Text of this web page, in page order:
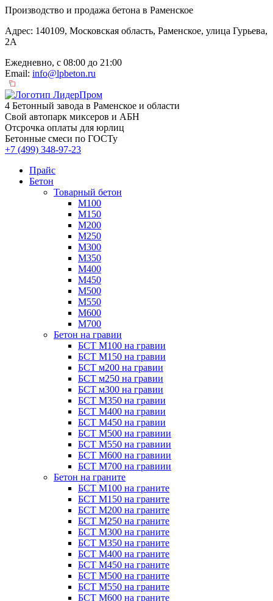
Производство и продажа бетона в Раменское
Адрес: 140109, Московская область, Раменское, улица Гурьева,
2А
Ежедневно, с 08:00 до 21:00
Email: info@lpbeton.ru
4 Бетонный завода в Раменское и области
Свой автопарк миксеров и АБН
Отсрочка оплаты для юрлиц
Бетонные смеси по ГОСТу
+7 (499) 348-97-23
Прайс
Бетон
Товарный бетон
М100
М150
М200
М250
М300
М350
М400
М450
М500
М550
М600
М700
Бетон на гравии
БСТ М100 на гравии
БСТ М150 на гравии
БСТ м200 на гравии
БСТ м250 на гравии
БСТ м300 на гравии
БСТ М350 на гравии
БСТ М400 на гравии
БСТ М450 на гравии
БСТ М500 на гравиии
БСТ М550 на гравиии
БСТ М600 на гравиии
БСТ М700 на гравиии
Бетон на граните
БСТ М100 на граните
БСТ М150 на граните
БСТ М200 на граните
БСТ М250 на граните
БСТ М300 на граните
БСТ М350 на граните
БСТ М400 на граните
БСТ М450 на граните
БСТ М500 на граните
БСТ М550 на граните
БСТ М600 на граните